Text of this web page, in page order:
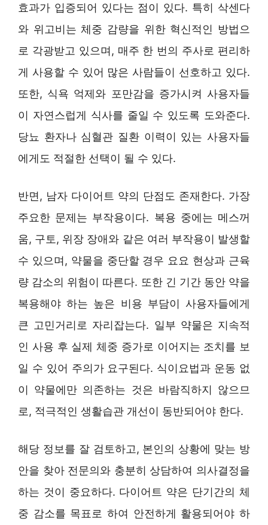
효과가 입증되어 있다는 점이 있다. 특히 삭센다
와 위고비는 체중 감량을 위한 혁신적인 방법으
로 각광받고 있으며, 매주 한 번의 주사로 편리하
게 사용할 수 있어 많은 사람들이 선호하고 있다.
또한, 식욕 억제와 포만감을 증가시켜 사용자들
이 자연스럽게 식사를 줄일 수 있도록 도와준다.
당뇨 환자나 심혈관 질환 이력이 있는 사용자들
에게도 적절한 선택이 될 수 있다.
반면, 남자 다이어트 약의 단점도 존재한다. 가장
주요한 문제는 부작용이다. 복용 중에는 메스꺼
움, 구토, 위장 장애와 같은 여러 부작용이 발생할
수 있으며, 약물을 중단할 경우 요요 현상과 근육
량 감소의 위험이 따른다. 또한 긴 기간 동안 약을
복용해야 하는 높은 비용 부담이 사용자들에게
큰 고민거리로 자리잡는다. 일부 약물은 지속적
인 사용 후 실제 체중 증가로 이어지는 조치를 보
일 수 있어 주의가 요구된다. 식이요법과 운동 없
이 약물에만 의존하는 것은 바람직하지 않으므
로, 적극적인 생활습관 개선이 동반되어야 한다.
해당 정보를 잘 검토하고, 본인의 상황에 맞는 방
안을 찾아 전문의와 충분히 상담하여 의사결정을
하는 것이 중요하다. 다이어트 약은 단기간의 체
중 감소를 목표로 하여 안전하게 활용되어야 하